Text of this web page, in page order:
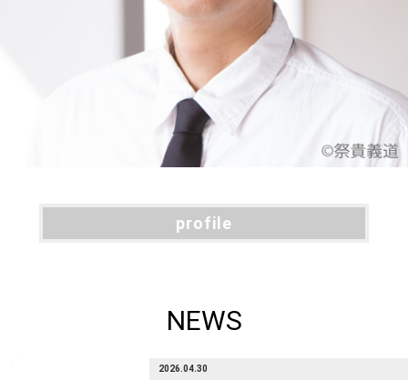
profile
NEWS
2026.04.30